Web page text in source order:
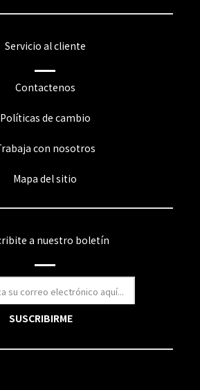
Servicio al cliente
Contactenos
Políticas de cambio
con nosotros
Mapa del sitio
a nuestro boletín